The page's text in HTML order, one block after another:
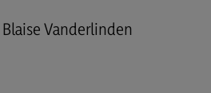
Vanderlinden